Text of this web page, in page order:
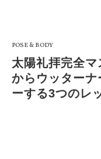
POSE & BODY
太陽礼拝完全
からウッターナ
ーする3つのレ